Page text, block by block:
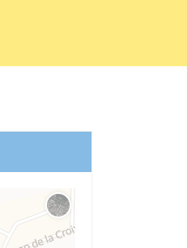
Changer le fond de carte